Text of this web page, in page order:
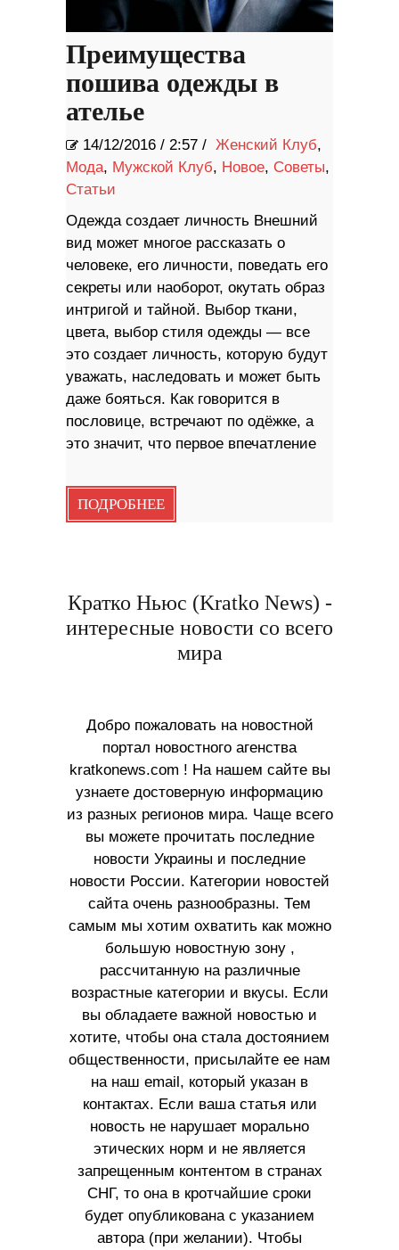
Преимущества
пошива одежды в
ателье
14/12/2016 / 2:57 / Женский Клуб,
Мода, Мужской Клуб, Новое, Советы,
Статьи
Одежда создает личность Внешний
вид может многое рассказать о
человеке, его личности, поведать его
секреты или наоборот, окутать образ
интригой и тайной. Выбор ткани,
цвета, выбор стиля одежды — все
это создает личность, которую будут
уважать, наследовать и может быть
даже бояться. Как говорится в
пословице, встречают по одёжке, а
это значит, что первое впечатление
ПОДРОБНЕЕ
Кратко Ньюс (Kratko News) -
интересные новости со всего
мира
Добро пожаловать на новостной
портал новостного агенства
kratkonews.com ! На нашем сайте вы
узнаете достоверную информацию
из разных регионов мира. Чаще всего
вы можете прочитать последние
новости Украины и последние
новости России. Категории новостей
сайта очень разнообразны. Тем
самым мы хотим охватить как можно
большую новостную зону ,
рассчитанную на различные
возрастные категории и вкусы. Если
вы обладаете важной новостью и
хотите, чтобы она стала достоянием
общественности, присылайте ее нам
на наш email, который указан в
контактах. Если ваша статья или
новость не нарушает морально
этических норм и не является
запрещенным контентом в странах
СНГ, то она в кротчайшие сроки
будет опубликована с указанием
автора (при желании). Чтобы